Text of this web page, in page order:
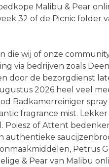
Malibu & Pear
32 of de Picnic folder
die wij of onze
via bedrijven zoals
door de bezorgdienst
2026 heel veel
Badkamerreiniger
fragrance mist.
Poiesz of Attent
authentieke
Petrus
& Pear van Malibu